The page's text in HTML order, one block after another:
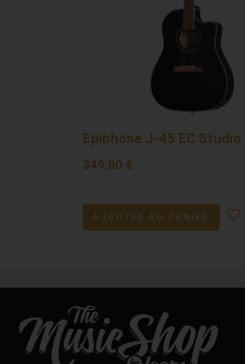
Epiphone J-45 EC Studio
349,00 €
AJOUTER AU PANIER